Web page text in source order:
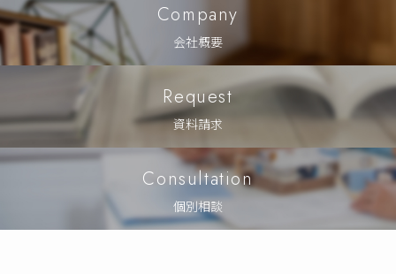
Company
会社概要
Request
資料請求
Consultation
個別相談